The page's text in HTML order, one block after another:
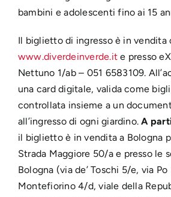
bambini e adolescenti fino ai 15
Il biglietto di ingresso è in vendita
www.diverdeinverde.it e presso
Nettuno 1/ab – 051 6583109.
una card digitale, valida come
controllata insieme a un
all’ingresso di ogni giardino.A
il biglietto è in vendita a Bologna
Strada Maggiore 50/a e presso le
Bologna (via de’ Toschi 5/e, via Po
Montefiorino 4/d, viale della